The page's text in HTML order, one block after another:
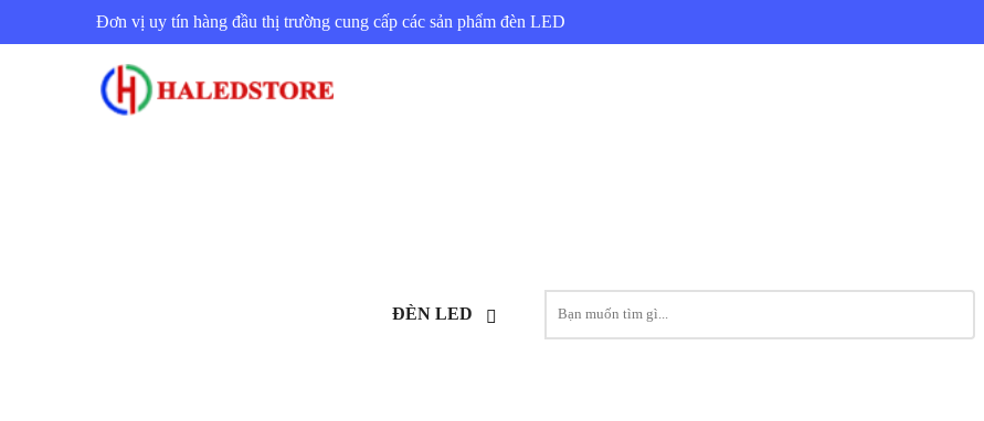
Đơn vị uy tín hàng đầu thị trường cung cấp các sản phẩm đèn LED
ĐÈN LED